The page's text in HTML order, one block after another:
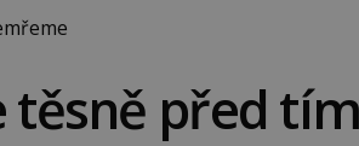
před